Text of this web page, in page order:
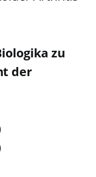
zu
der